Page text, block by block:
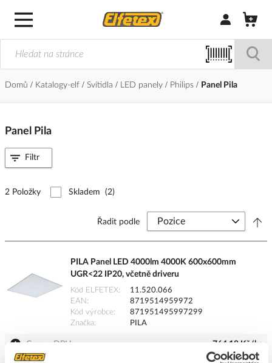
Přihlásit/
Domů Katalogy-elf Svítidla LED panely Philips Panel Pila
Panel Pila
2 Položky Skladem (2)
Řadit podle
PILA Panel LED 4000lm 4000K 600x600mm
UGR<22 IP20, včetně driveru
Kód ELFETEX
11.520.066
EAN
8719514959972
Kód výrobce
871951495997299
Značka
PILA
Cena s DPH 764,18 Kč/ks
Filtr